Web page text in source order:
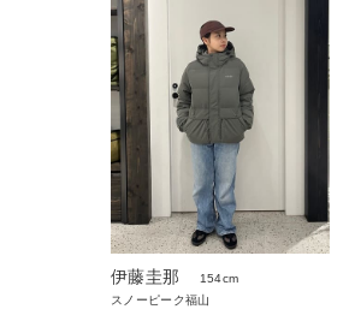
伊藤圭那
154cm
スノーピーク福山